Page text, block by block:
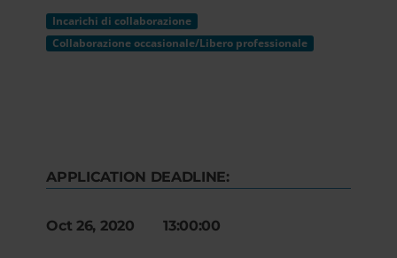
Incarichi di collaborazione
Collaborazione occasionale/Libero professionale
APPLICATION DEADLINE:
Oct 26, 2020 13:00:00